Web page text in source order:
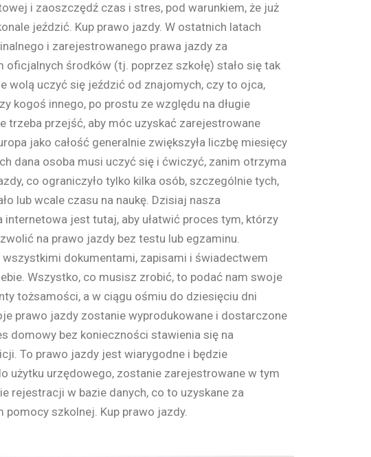
i zaoszczędź czas i stres, pod warunkiem, że już
jeździć. Kup prawo jazdy. W ostatnich latach
i zarejestrowanego prawa jazdy za
oficjalnych środków (tj. poprzez szkołę) stało się tak
wolą uczyć się jeździć od znajomych, czy to ojca,
kogoś innego, po prostu ze względu na długie
trzeba przejść, aby móc uzyskać zarejestrowane
jako całość generalnie zwiększyła liczbę miesięcy
dana osoba musi uczyć się i ćwiczyć, zanim otrzyma
co ograniczyło tylko kilka osób, szczególnie tych,
lub wcale czasu na naukę. Dzisiaj nasza
jest tutaj, aby ułatwić proces tym, którzy
na prawo jazdy bez testu lub egzaminu.
dokumentami, zapisami i świadectwem
Wszystko, co musisz zrobić, to podać nam swoje
tożsamości, a w ciągu ośmiu do dziesięciu dni
prawo jazdy zostanie wyprodukowane i dostarczone
domowy bez konieczności stawienia się na
To prawo jazdy jest wiarygodne i będzie
użytku urzędowego, zostanie zarejestrowane w tym
rejestracji w bazie danych, co to uzyskane za
pomocy szkolnej. Kup prawo jazdy.